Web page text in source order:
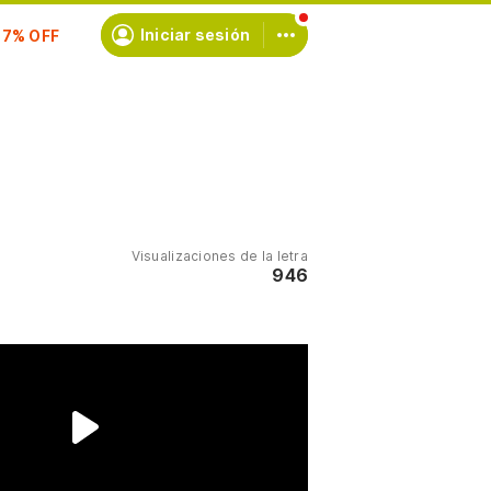
Iniciar sesión
Visualizaciones de la letra
946